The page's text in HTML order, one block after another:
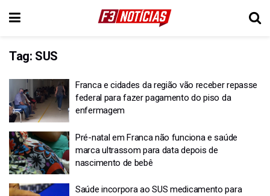
Tag: SUS
Franca e cidades da região vão receber repasse
federal para fazer pagamento do piso da
enfermagem
Pré-natal em Franca não funciona e saúde
marca ultrassom para data depois de
nascimento de bebê
Saúde incorpora ao SUS medicamento para